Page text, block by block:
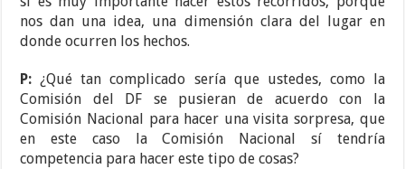
nos dan una idea, una dimensión clara del lugar en
donde ocurren los hechos.
P:¿Qué tan complicado sería que ustedes, como la
Comisión del DF se pusieran de acuerdo con la
Comisión Nacional para hacer una visita sorpresa, que
en este caso la Comisión Nacional sí tendría
competencia para hacer este tipo de cosas?